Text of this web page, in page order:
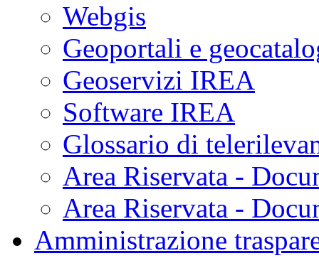
Webgis
Geoportali e
Geoservizi IREA
Software IREA
Glossario di
Area Riservata -
Area Riservata -
Amministrazione